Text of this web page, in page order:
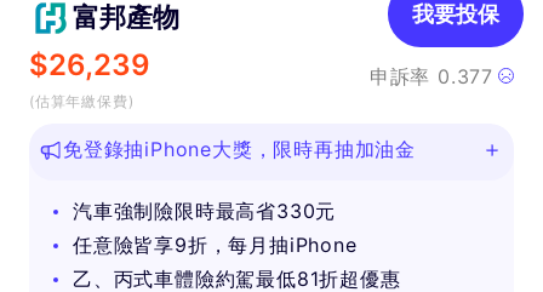
富邦產物
$26,239
(估算年繳保費)
申訴率 0.377
我要投保
免登錄抽iPhone大獎，限時再抽加油金
汽車強制險限時最高省330元
任意險皆享9折，每月抽iPhone
乙、丙式車體險約駕最低81折超優惠